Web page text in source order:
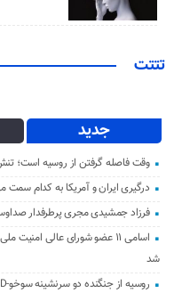
تتتت
جدید
وقت فاصله گرفتن از روسیه است؛
درگیری ایران و آمریکا به کدام سمت
فرزاد جمشیدی مجری پرطرفدار
اسامی ۱۱ عضو شورای عالی
شد
روسیه از جنگنده دو سرنشینه سوخو-57D رونمایی کرد